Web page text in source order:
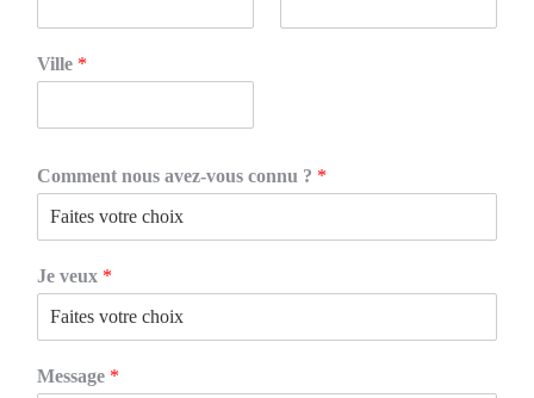
Ville *
Comment nous avez-vous connu ? *
Je veux *
Message *